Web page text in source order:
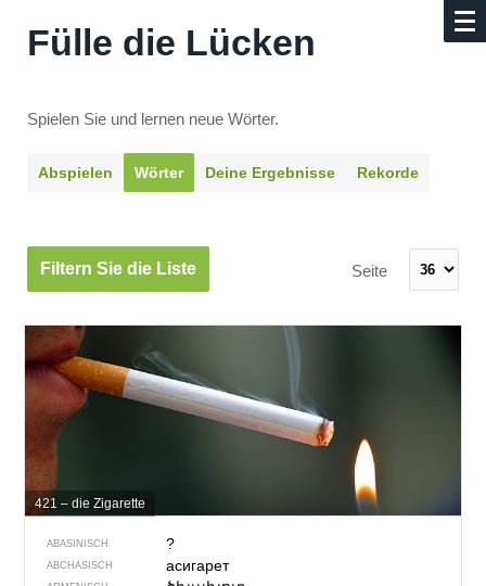
Fülle die Lücken
Spielen Sie und lernen neue Wörter.
Abspielen Wörter Deine Ergebnisse Rekorde
Filtern Sie die Liste Seite
421 – die Zigarette
ABASINISCH ?
ABCHASISCH асигарет